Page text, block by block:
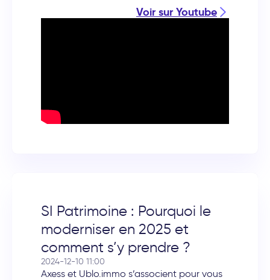
Voir sur Youtube
SI Patrimoine : Pourquoi le
moderniser en 2025 et
comment s’y prendre ?
2024-12-10 11:00
Axess et Ublo.immo s’associent pour vous